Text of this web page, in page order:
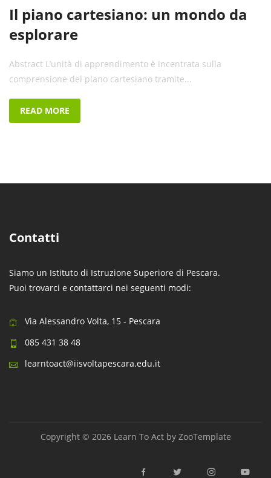
Il piano cartesiano: un mondo da
esplorare
Abstract L’unità di apprendimento è incentrata sulla
comprensione del piano cartesiano tramite...
READ MORE
Contatti
Siamo un Istituto di Istruzione Superiore di Pescara.
Puoi trovarci e contattarci nei seguenti modi:
Via Alessandro Volta, 15 - Pescara
085 431 38 48
learntoact@iisvoltapescara.edu.it
Copyright © 2026 Learn To Act by ZooTemplate